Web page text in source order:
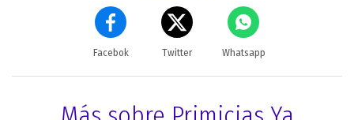
Facebok Twitter Whatsapp